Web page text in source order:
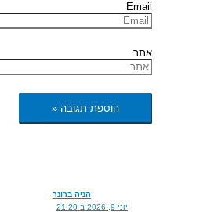
Email
אתר
הניה ברונר
יוני 9, 2026 ב 21:20